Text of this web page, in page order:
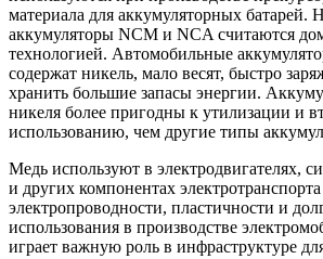
материала для аккумуляторных батарей.
аккумуляторы NCM и NCA считаются
технологией. Автомобильные
содержат никель, мало весят, быстро
хранить большие запасы энергии.
никеля более пригодны к утилизации и
использованию, чем другие типы
Медь используют в электродвигателях,
и других компонентах
электропроводности, пластичности и
использования в производстве
играет важную роль в инфраструктуре